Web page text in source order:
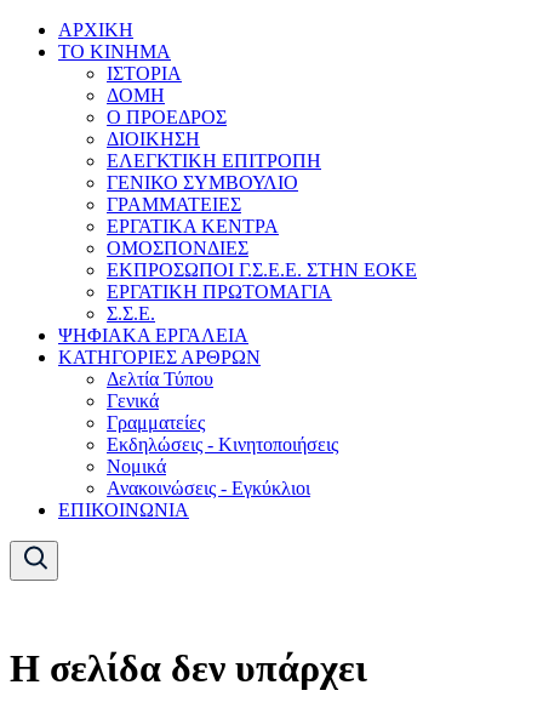
ΑΡΧΙΚΗ
ΤΟ ΚΙΝΗΜΑ
ΙΣΤΟΡΙΑ
ΔΟΜΗ
Ο ΠΡΟΕΔΡΟΣ
ΔΙΟΙΚΗΣΗ
ΕΛΕΓΚΤΙΚΗ ΕΠΙΤΡΟΠΗ
ΓΕΝΙΚΟ ΣΥΜΒΟΥΛΙΟ
ΓΡΑΜΜΑΤΕΙΕΣ
ΕΡΓΑΤΙΚΑ ΚΕΝΤΡΑ
ΟΜΟΣΠΟΝΔΙΕΣ
ΕΚΠΡΟΣΩΠΟΙ Γ.Σ.Ε.Ε. ΣΤΗΝ ΕΟΚΕ
ΕΡΓΑΤΙΚΗ ΠΡΩΤΟΜΑΓΙΑ
Σ.Σ.Ε.
ΨΗΦΙΑΚΑ ΕΡΓΑΛΕΙΑ
ΚΑΤΗΓΟΡΙΕΣ ΑΡΘΡΩΝ
Δελτία Τύπου
Γενικά
Γραμματείες
Εκδηλώσεις - Κινητοποιήσεις
Νομικά
Ανακοινώσεις - Εγκύκλιοι
ΕΠΙΚΟΙΝΩΝΙΑ
Η σελίδα δεν υπάρχει